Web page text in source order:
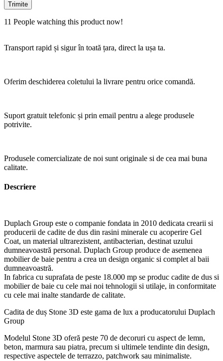
11 People watching this product now!
Transport rapid și sigur în toată țara, direct la ușa ta.
Oferim deschiderea coletului la livrare pentru orice comandă.
Suport gratuit telefonic și prin email pentru a alege produsele
potrivite.
Produsele comercializate de noi sunt originale si de cea mai buna
calitate.
Descriere
Duplach Group este o companie fondata in 2010 dedicata crearii si
producerii de cadite de dus din rasini minerale cu acoperire Gel
Coat, un material ultrarezistent, antibacterian, destinat uzului
dumneavoastră personal. Duplach Group produce de asemenea
mobilier de baie pentru a crea un design organic si complet al baii
dumneavoastră.
In fabrica cu suprafata de peste 18.000 mp se produc cadite de dus si
mobilier de baie cu cele mai noi tehnologii si utilaje, in conformitate
cu cele mai inalte standarde de calitate.
Cadita de duș Stone 3D este gama de lux a producatorului Duplach
Group
Modelul Stone 3D oferă peste 70 de decoruri cu aspect de lemn,
beton, marmura sau piatra, precum si ultimele tendinte din design,
respective aspectele de terrazzo, patchwork sau minimaliste.